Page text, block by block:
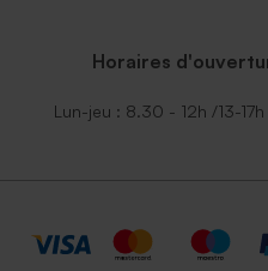
Horaires
Lun-jeu : 8.30 - 12h /13-